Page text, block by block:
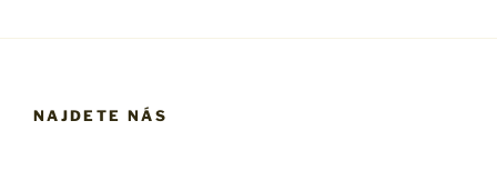
NAJDETE NÁS